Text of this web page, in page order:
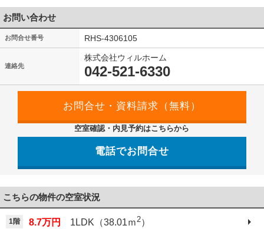
お問い合わせ
お問合せ番号 RHS-4306105
連絡先
株式会社ウィルホーム
042-521-6330
空室確認・内見予約はこちらから
電話でお問合せ
こちらの物件の空室状況
1階 8.7万円 1LDK（38.01ｍ2）